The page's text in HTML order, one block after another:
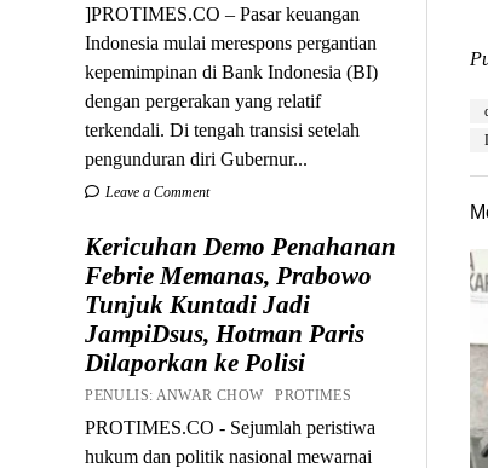
]PROTIMES.CO – Pasar keuangan
Indonesia mulai merespons pergantian
kepemimpinan di Bank Indonesia (BI)
dengan pergerakan yang relatif
terkendali. Di tengah transisi setelah
pengunduran diri Gubernur...
Leave a Comment
Kericuhan Demo Penahanan
Febrie Memanas, Prabowo
Tunjuk Kuntadi Jadi
JampiDsus, Hotman Paris
Dilaporkan ke Polisi
PENULIS: ANWAR CHOW PROTIMES
PROTIMES.CO - Sejumlah peristiwa
hukum dan politik nasional mewarnai